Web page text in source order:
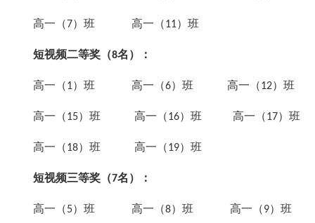
高一（7）班 高一（11）班
短视频二等奖（8名）：
高一（1）班 高一（6）班 高一（12）班
高一（15）班 高一（16）班 高一（17）班
高一（18）班 高一（19）班
短视频三等奖（7名）：
高一（5）班 高一（8）班 高一（9）班